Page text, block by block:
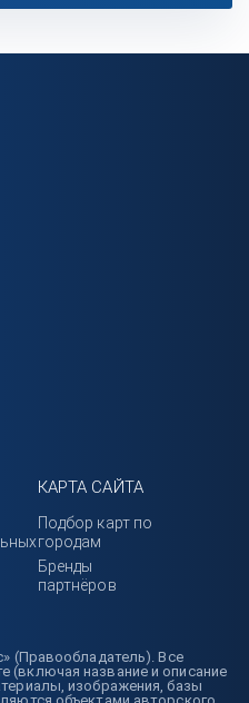
(Правообладатель). Все
(включая название и описание
изображения, базы
КАРТА САЙТА
Подбор карт по
городам
Бренды
партнёров